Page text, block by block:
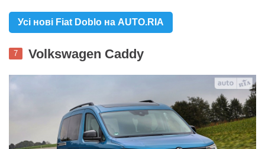
Усі нові Fiat Doblo на AUTO.RIA
7 Volkswagen Caddy